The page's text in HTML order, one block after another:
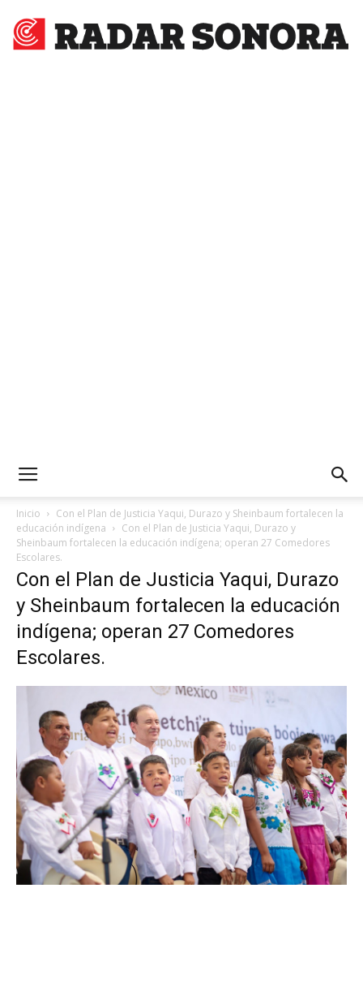
Inicio
Con el Plan de Justicia Yaqui, Durazo y Sheinbaum fortalecen la
educación indígena
Con el Plan de Justicia Yaqui, Durazo y
Sheinbaum fortalecen la educación indígena; operan 27 Comedores
Escolares.
Con el Plan de Justicia Yaqui, Durazo
y Sheinbaum fortalecen la educación
indígena; operan 27 Comedores
Escolares.